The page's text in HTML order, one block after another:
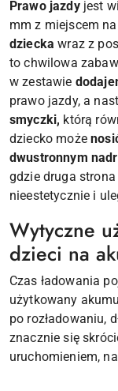
Prawo jazdyjest
mm z miejscem na
dziecka wraz z
to chwilowa
w zestawie
prawo jazdy, a
smyczki, którą
dziecko może
dwustronnym
gdzie druga strona
nieestetycznie i
Wytyczne
dzieci na
Czas ładowania
użytkowany
po rozładowaniu,
znacznie się
uruchomieniem,